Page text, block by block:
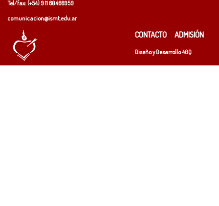
Tel/fax: (+54)9 11 60466959
comunicacion@ismt.edu.ar
CONTACTO ADMISIÓN
Diseño y Desarrollo40Q